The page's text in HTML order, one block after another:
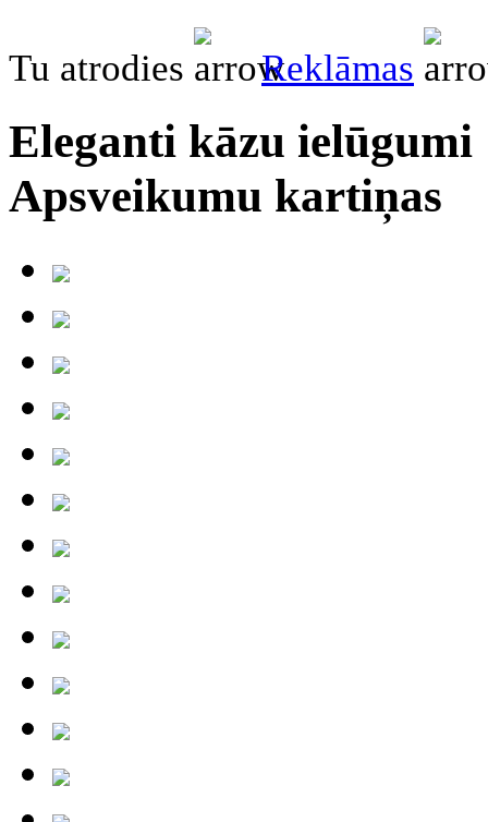
Tu atrodies Reklāmas
Eleganti kāzu ielūgumi
Apsveikumu kartiņas